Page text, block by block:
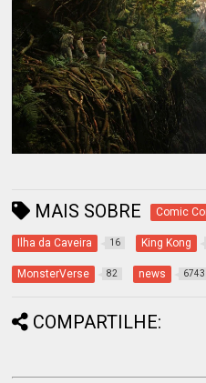
MAIS SOBRE Comic
Ilha da Caveira 16 King Kong
MonsterVerse 82 news 6743
COMPARTILHE: